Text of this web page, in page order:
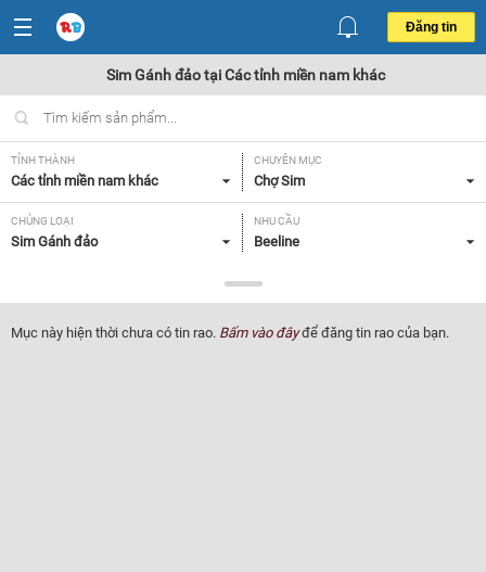
Đăng tin
Sim Gánh đảo tại Các tỉnh miền nam khác
TỈNH THÀNH
Các tỉnh miền nam khác
CHUYÊN MỤC
Chợ Sim
CHỦNG LOẠI
Sim Gánh đảo
NHU CẦU
Beeline
Tất cả
Mục này hiện thời chưa có tin rao. Bấm vào đâyđể đăng tin rao của bạn.